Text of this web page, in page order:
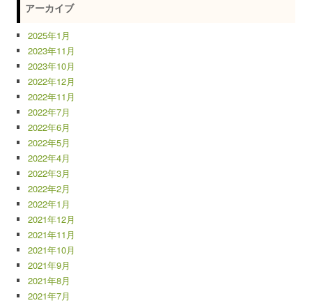
アーカイブ
2025年1月
2023年11月
2023年10月
2022年12月
2022年11月
2022年7月
2022年6月
2022年5月
2022年4月
2022年3月
2022年2月
2022年1月
2021年12月
2021年11月
2021年10月
2021年9月
2021年8月
2021年7月